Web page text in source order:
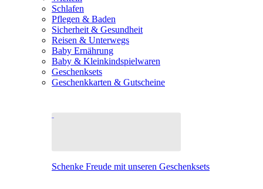
Schlafen
Pflegen & Baden
Sicherheit & Gesundheit
Reisen & Unterwegs
Baby Ernährung
Baby & Kleinkindspielwaren
Geschenksets
Geschenkkarten & Gutscheine
Schenke Freude mit unseren Geschenksets